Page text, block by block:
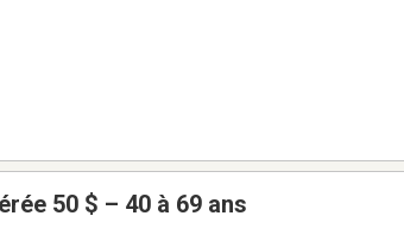
50 $ – 40 à 69 ans